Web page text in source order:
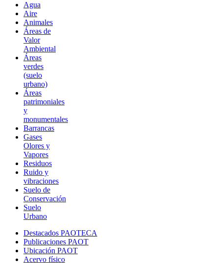
Agua
Aire
Animales
Áreas de
Valor
Ambiental
Áreas
verdes
(suelo
urbano)
Áreas
patrimoniales
y
monumentales
Barrancas
Gases
Olores y
Vapores
Residuos
Ruido y
vibraciones
Suelo de
Conservación
Suelo
Urbano
Destacados PAOTECA
Publicaciones PAOT
Ubicación PAOT
Acervo físico